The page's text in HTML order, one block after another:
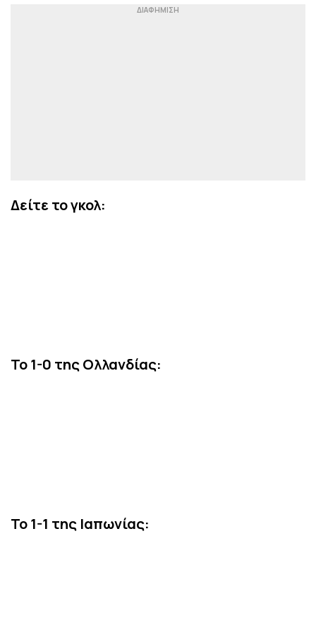
Δείτε το γκολ:
Το 1-0 της Ολλανδίας:
Το 1-1 της Ιαπωνίας: